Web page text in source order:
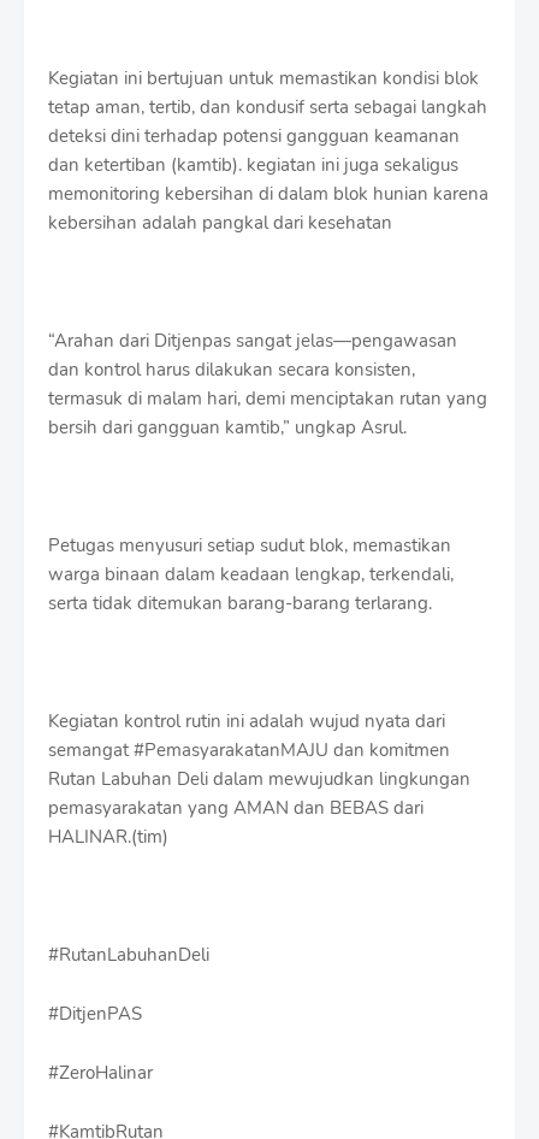
Kegiatan ini bertujuan untuk memastikan kondisi blok
tetap aman, tertib, dan kondusif serta sebagai langkah
deteksi dini terhadap potensi gangguan keamanan
dan ketertiban (kamtib). kegiatan ini juga sekaligus
memonitoring kebersihan di dalam blok hunian karena
kebersihan adalah pangkal dari kesehatan
“Arahan dari Ditjenpas sangat jelas—pengawasan
dan kontrol harus dilakukan secara konsisten,
termasuk di malam hari, demi menciptakan rutan yang
bersih dari gangguan kamtib,” ungkap Asrul.
Petugas menyusuri setiap sudut blok, memastikan
warga binaan dalam keadaan lengkap, terkendali,
serta tidak ditemukan barang-barang terlarang.
Kegiatan kontrol rutin ini adalah wujud nyata dari
semangat #PemasyarakatanMAJU dan komitmen
Rutan Labuhan Deli dalam mewujudkan lingkungan
pemasyarakatan yang AMAN dan BEBAS dari
HALINAR.(tim)
#RutanLabuhanDeli
#DitjenPAS
#ZeroHalinar
#KamtibRutan